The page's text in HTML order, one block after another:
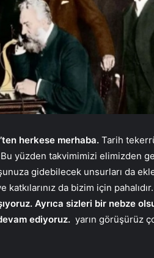
herkese merhaba. Tarih
Bu yüzden takvimimizi elimizden
gidebilecek unsurları da
katkılarınız da bizim için pahalıdır.
Ayrıca sizleri bir nebze
ediyoruz. yarın görüşürüz